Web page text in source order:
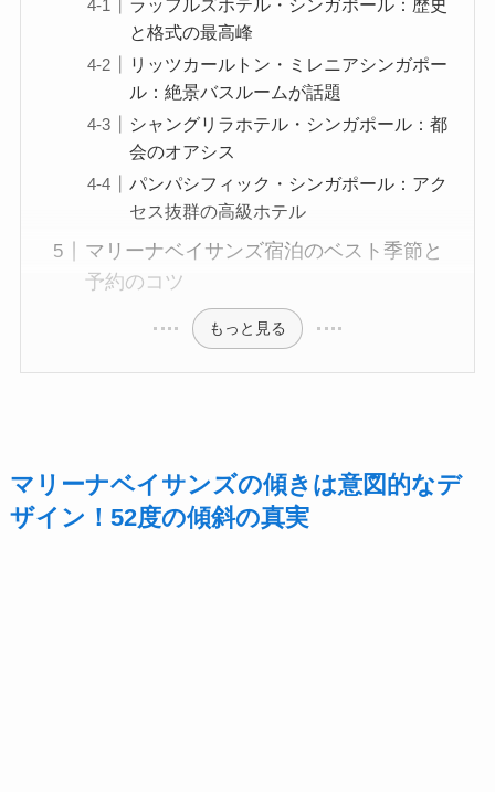
ラッフルズホテル・シンガポール：歴史
と格式の最高峰
リッツカールトン・ミレニアシンガポー
ル：絶景バスルームが話題
シャングリラホテル・シンガポール：都
会のオアシス
パンパシフィック・シンガポール：アク
セス抜群の高級ホテル
マリーナベイサンズ宿泊のベスト季節と
予約のコツ
もっと見る
マリーナベイサンズの傾きは意図的なデ
ザイン！52度の傾斜の真実